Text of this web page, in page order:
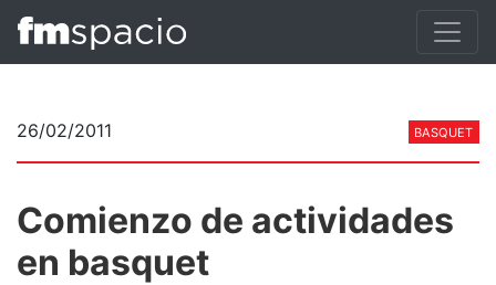
26/02/2011 BASQUET
Comienzo de actividades
en basquet